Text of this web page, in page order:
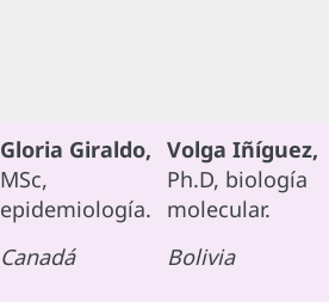
Gloria Giraldo,
MSc,
epidemiología.
Canadá
Volga Iñíguez,
Ph.D, biología
molecular.
Bolivia